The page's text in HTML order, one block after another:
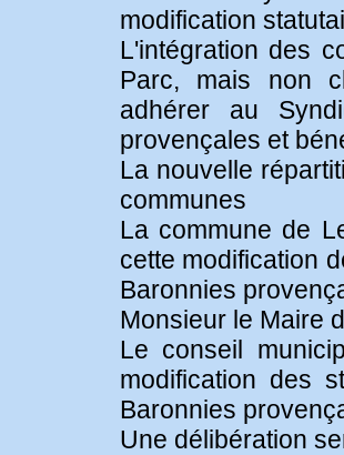
modification
L'intégration des
Parc, mais non
adhérer au
provençales et
La nouvelle
communes
La commune de
cette modification
Baronnies
Monsieur le Maire
Le conseil
modification des
Baronnies
Une délibération